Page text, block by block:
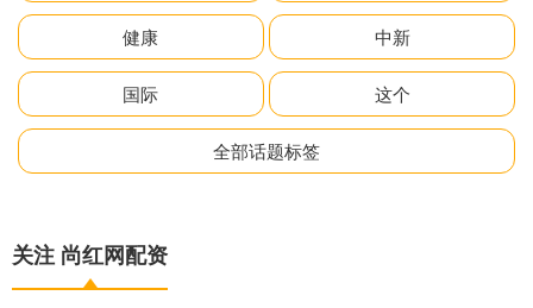
健康 中新
国际 这个
全部话题标签
关注 尚红网配资